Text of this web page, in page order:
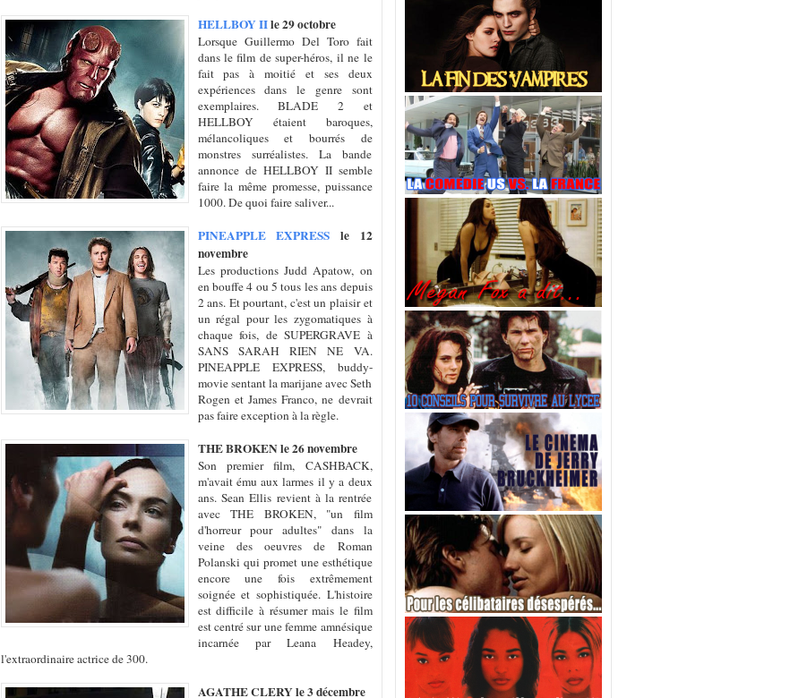
HELLBOY IIle 29 octobre
Lorsque Guillermo Del Toro fait
dans le film de super-héros, il ne le
fait pas à moitié et ses deux
expériences dans le genre sont
exemplaires. BLADE 2 et
HELLBOY étaient baroques,
mélancoliques et bourrés de
monstres surréalistes. La bande
annonce de HELLBOY II semble
faire la même promesse, puissance
1000. De quoi faire saliver...
PINEAPPLE EXPRESS le 12
novembre
Les productions Judd Apatow, on
en bouffe 4 ou 5 tous les ans depuis
2 ans. Et pourtant, c'est un plaisir et
un régal pour les zygomatiques à
chaque fois, de SUPERGRAVE à
SANS SARAH RIEN NE VA.
PINEAPPLE EXPRESS, buddy-
movie sentant la marijane avec Seth
Rogen et James Franco, ne devrait
pas faire exception à la règle.
THE BROKEN le 26 novembre
Son premier film, CASHBACK,
m'avait ému aux larmes il y a deux
ans. Sean Ellis revient à la rentrée
avec THE BROKEN, "un film
d'horreur pour adultes" dans la
veine des oeuvres de Roman
Polanski qui promet une esthétique
encore une fois extrêmement
soignée et sophistiquée. L'histoire
est difficile à résumer mais le film
est centré sur une femme amnésique
incarnée par Leana Headey,
l'extraordinaire actrice de 300.
AGATHE CLERY le 3 décembre